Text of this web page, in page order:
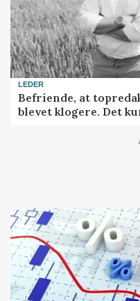
LEDER
Befriende, at
blevet klogere. Det